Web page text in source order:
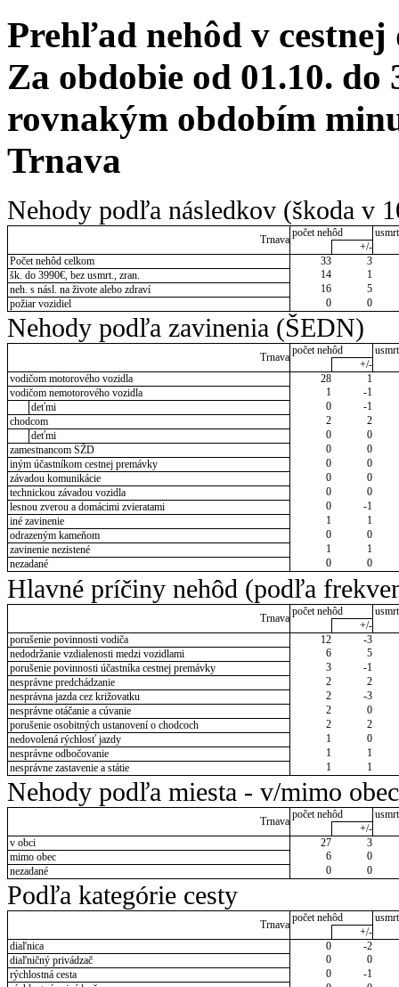
Prehľad nehôd v cestnej
Za obdobie od 01.10. do
rovnakým obdobím
Trnava
Nehody podľa následkov (škoda v
Trnava
počet nehôd
+/-
Počet nehôd celkom
33
3
šk. do 3990€, bez usmrt., zran.
14
1
neh. s násl. na živote alebo zdraví
16
5
požiar vozidiel
0 0
Nehody podľa zavinenia (ŠEDN)
Trnava
počet nehôd
+/-
vodičom motorového vozidla
28
1
vodičom nemotorového vozidla
1
-1
deťmi
0
-1
chodcom
2
2
deťmi
0
0
zamestnancom SŽD
0
0
iným účastníkom cestnej premávky
0
0
závadou komunikácie
0
0
technickou závadou vozidla
0
0
lesnou zverou a domácimi zvieratami
0
-1
iné zavinenie
1
1
odrazeným kameňom
0
0
zavinenie nezistené
1
1
nezadané
0 0
Hlavné príčiny nehôd (podľa
Trnava
počet nehôd
+/-
porušenie povinnosti vodiča
12
-3
nedodržanie vzdialenosti medzi vozidlami
6
5
porušenie povinnosti účastníka cestnej premávky
3
-1
nesprávne predchádzanie
2
2
nesprávna jazda cez križovatku
2
-3
nesprávne otáčanie a cúvanie
2
0
porušenie osobitných ustanovení o chodcoch
2
2
nedovolená rýchlosť jazdy
1
0
nesprávne odbočovanie
1
1
nesprávne zastavenie a státie
1 1
Nehody podľa miesta - v/mimo obec
Trnava
počet nehôd
+/-
v obci
27
3
mimo obec
6
0
nezadané
0 0
Podľa kategórie cesty
Trnava
počet nehôd
+/-
diaľnica
0
-2
diaľničný privádzač
0
0
rýchlostná cesta
0
-1